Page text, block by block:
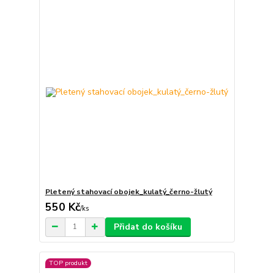
Pletený stahovací obojek_kulatý_černo-žlutý
550 Kč/ks
Přidat do košíku
TOP produkt